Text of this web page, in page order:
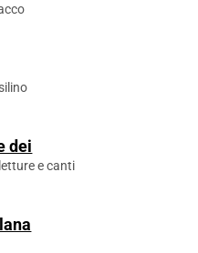
dei
e canti